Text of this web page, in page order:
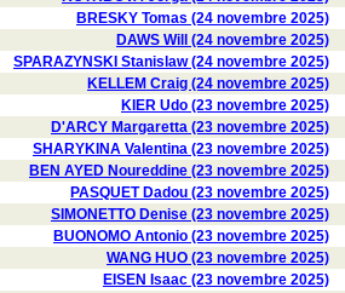
BRESKY Tomas (24 novembre 2025)
DAWS Will (24 novembre 2025)
SPARAZYNSKI Stanislaw (24 novembre 2025)
KELLEM Craig (24 novembre 2025)
KIER Udo (23 novembre 2025)
D'ARCY Margaretta (23 novembre 2025)
SHARYKINA Valentina (23 novembre 2025)
BEN AYED Noureddine (23 novembre 2025)
PASQUET Dadou (23 novembre 2025)
SIMONETTO Denise (23 novembre 2025)
BUONOMO Antonio (23 novembre 2025)
WANG HUO (23 novembre 2025)
EISEN Isaac (23 novembre 2025)